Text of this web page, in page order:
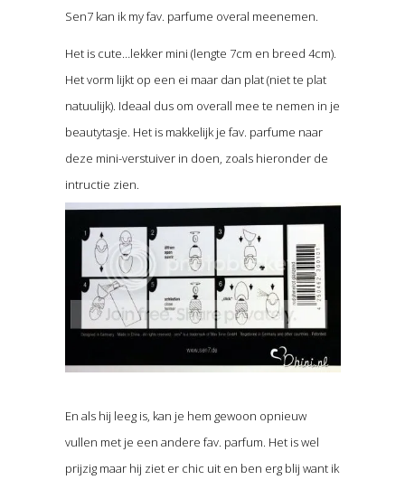
Sen7 kan ik my fav. parfume overal meenemen.
Het is cute…lekker mini (lengte 7cm en breed 4cm).
Het vorm lijkt op een ei maar dan plat (niet te plat
natuulijk). Ideaal dus om overall mee te nemen in je
beautytasje. Het is makkelijk je fav. parfume naar
deze mini-verstuiver in doen, zoals hieronder de
intructie zien.
En als hij leeg is, kan je hem gewoon opnieuw
vullen met je een andere fav. parfum. Het is wel
prijzig maar hij ziet er chic uit en ben erg blij want ik